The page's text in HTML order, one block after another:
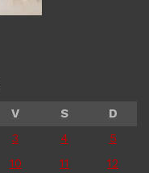
V S
D
3 4
5
10 11 12